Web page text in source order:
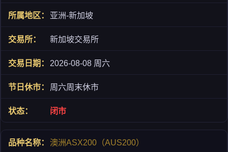
亚洲-新加坡
新加坡交易所
2026-08-08 周六
周六周末休市
闭市
澳洲ASX200（AUS200）